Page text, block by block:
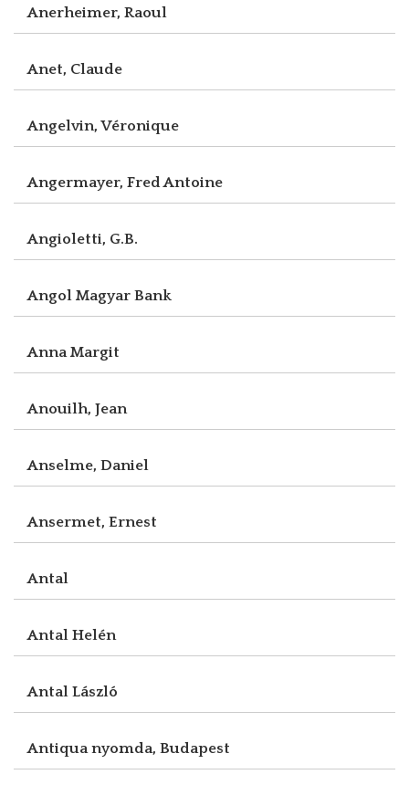
Anerheimer, Raoul
Anet, Claude
Angelvin, Véronique
Angermayer, Fred Antoine
Angioletti, G.B.
Angol Magyar Bank
Anna Margit
Anouilh, Jean
Anselme, Daniel
Ansermet, Ernest
Antal
Antal Helén
Antal László
Antiqua nyomda, Budapest